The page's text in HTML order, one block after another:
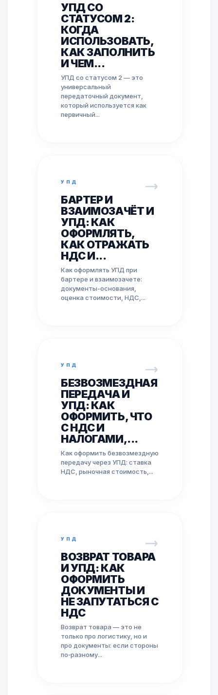
УПД СО
СТАТУСОМ 2:
КОГДА
ИСПОЛЬЗОВАТЬ,
КАК ЗАПОЛНИТЬ
И ЧЕМ...
УПД со статусом 2 — это
универсальный
передаточный документ,
который используется как
первичный...
УПД
БАРТЕР И
ВЗАИМОЗАЧЁТ И
УПД: КАК
ОФОРМЛЯТЬ,
КАК ОТРАЖАТЬ
НДС И...
Как оформлять УПД при
бартере и взаимозачете:
документы-основания,
оценка стоимости, НДС,...
УПД
БЕЗВОЗМЕЗДНАЯ
ПЕРЕДАЧА И
УПД: КАК
ОФОРМИТЬ, ЧТО
С НДС И
НАЛОГАМИ,...
Как оформить безвозмездную
передачу через УПД: ставка
НДС, рыночная стоимость,...
УПД
ВОЗВРАТ ТОВАРА
И УПД: КАК
ОФОРМИТЬ
ДОКУМЕНТЫ И
НЕ ЗАПУТАТЬСЯ С
НДС
Возврат товара — это не
только про логистику, но и
про документы: если стороны
по‑разному...